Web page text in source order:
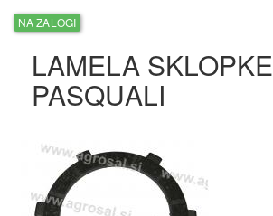
NA ZALOGI
LAMELA SKLOPKE
PASQUALI